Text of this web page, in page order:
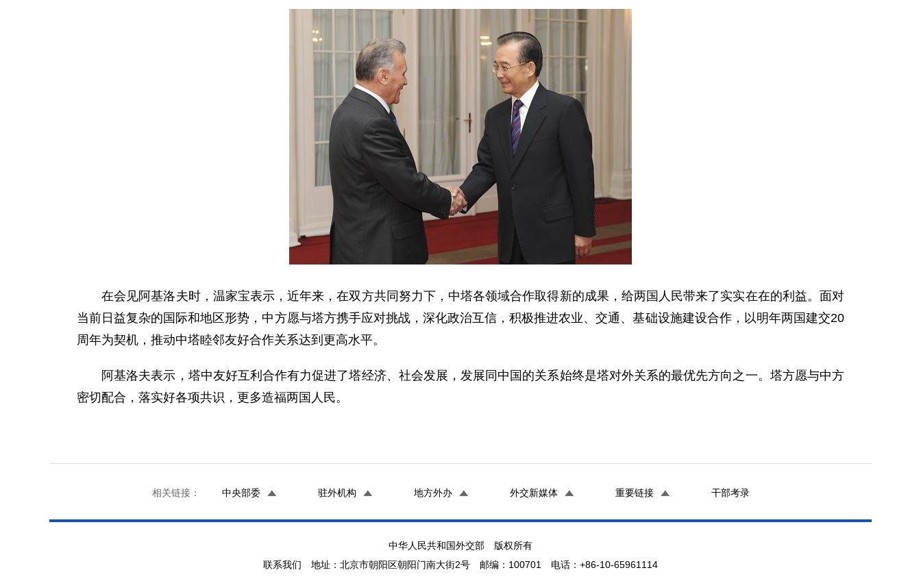
在会见阿基洛夫时，温家宝表示，近年来，在双方共同努力下，中塔各领域合作取得新的成果，给两国人民带来了实实在在的利益。面对
当前日益复杂的国际和地区形势，中方愿与塔方携手应对挑战，深化政治互信，积极推进农业、交通、基础设施建设合作，以明年两国建交20
周年为契机，推动中塔睦邻友好合作关系达到更高水平。
阿基洛夫表示，塔中友好互利合作有力促进了塔经济、社会发展，发展同中国的关系始终是塔对外关系的最优先方向之一。塔方愿与中方
密切配合，落实好各项共识，更多造福两国人民。
相关链接： 中央部委 驻外机构 地方外办 外交新媒体 重要链接 干部考录
中华人民共和国外交部 版权所有
联系我们 地址：北京市朝阳区朝阳门南大街2号 邮编：100701 电话：+86-10-65961114